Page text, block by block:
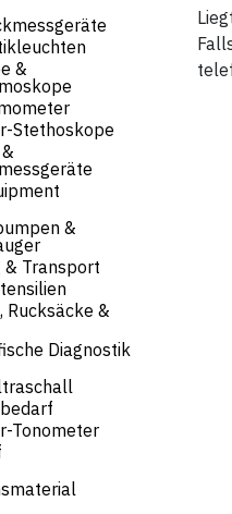
&
Stethoskope
&
& Transport
Rucksäcke &
Diagnostik
Tonometer